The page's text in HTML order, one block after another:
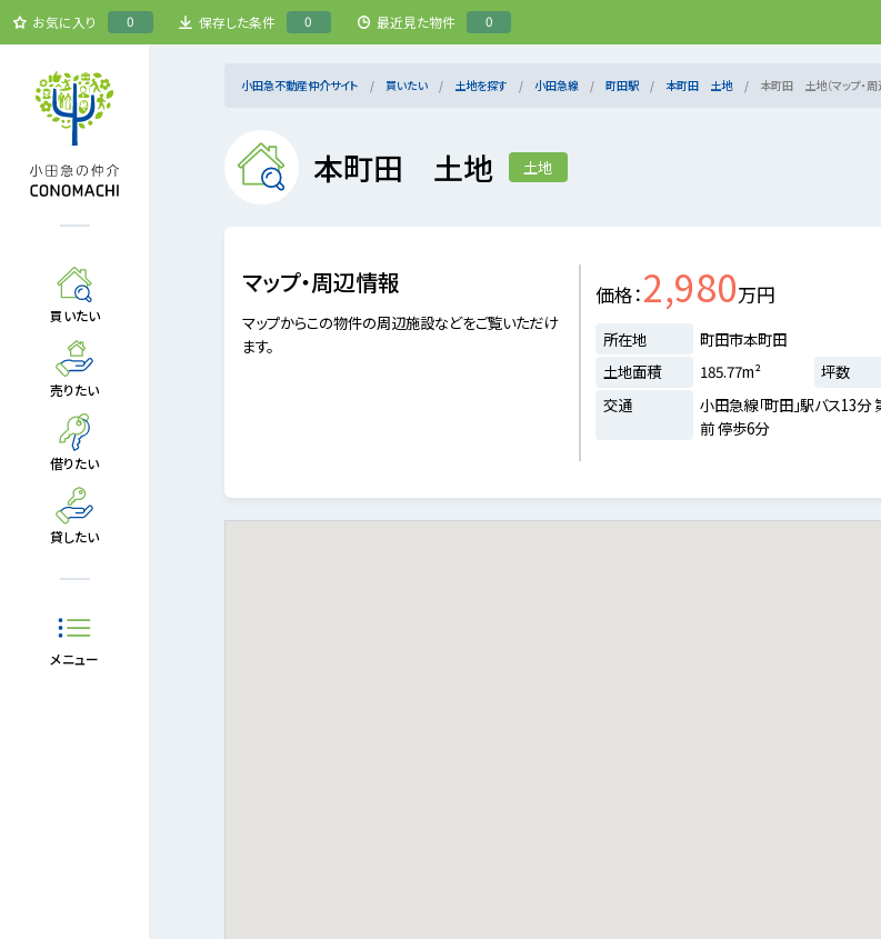
お気に入り 0 保存した条件 0 最近見た物件 0
買いたい
売りたい
借りたい
貸したい
メニュー
小田急不動産仲介サイト 買いたい 土地を探す 小田急線 町田駅 本町田 土地 本町田 土地（マップ・周
本町田 土地 土地
マップ・周辺情報
マップからこの物件の周辺施設などをご覧いただけ
ます。
価格 2,980万円
所在地
町田市本町田
土地面積
185.77m² 坪数
交通
小田急線「町田」駅バス13
前 停歩6分